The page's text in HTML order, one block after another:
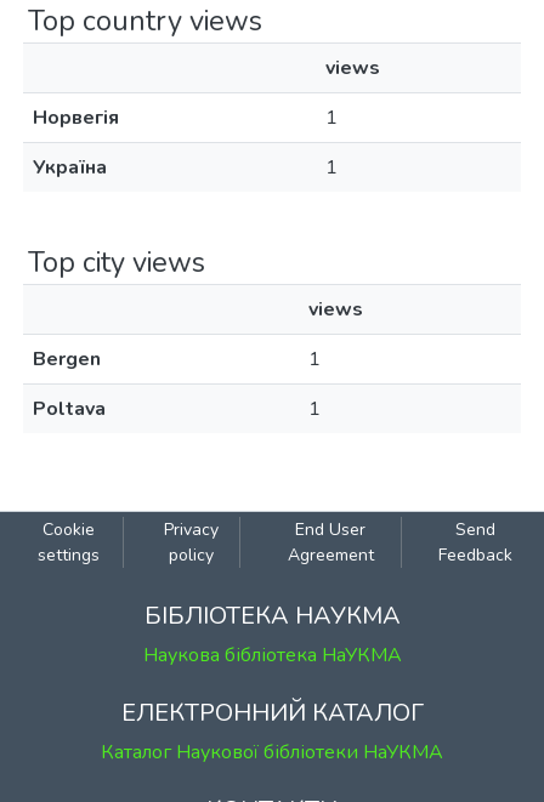
Top country views
views
Норвегія
1
Україна
1
Top city views
views
Bergen
1
Poltava
1
Cookie
settings
Privacy
policy
End User
Agreement
Send
Feedback
БІБЛІОТЕКА НАУКМА
Наукова бібліотека НаУКМА
ЕЛЕКТРОННИЙ КАТАЛОГ
Каталог Наукової бібліотеки НаУКМА